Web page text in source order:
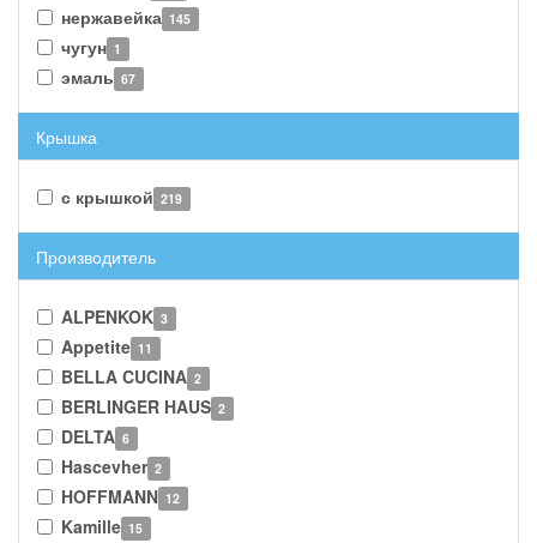
нержавейка 145
чугун 1
эмаль 67
Крышка
с крышкой 219
Производитель
ALPENKOK 3
Appetite 11
BELLA CUCINA 2
BERLINGER HAUS 2
DELTA 6
Hascevher 2
HOFFMANN 12
Kamille 15